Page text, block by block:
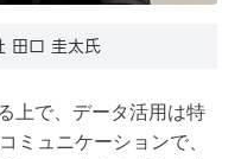
田口 圭太氏
上で、データ活用は特
ミュニケーションで、